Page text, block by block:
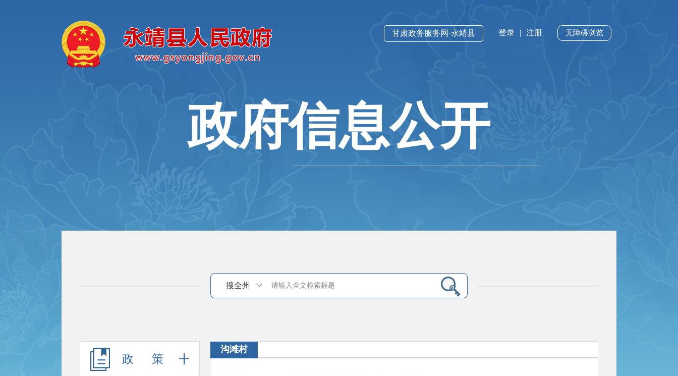
无障碍浏览
登录 | 注册
甘肃政务服务网·永靖县
政府信息公开
搜全州
政 策
沟滩村